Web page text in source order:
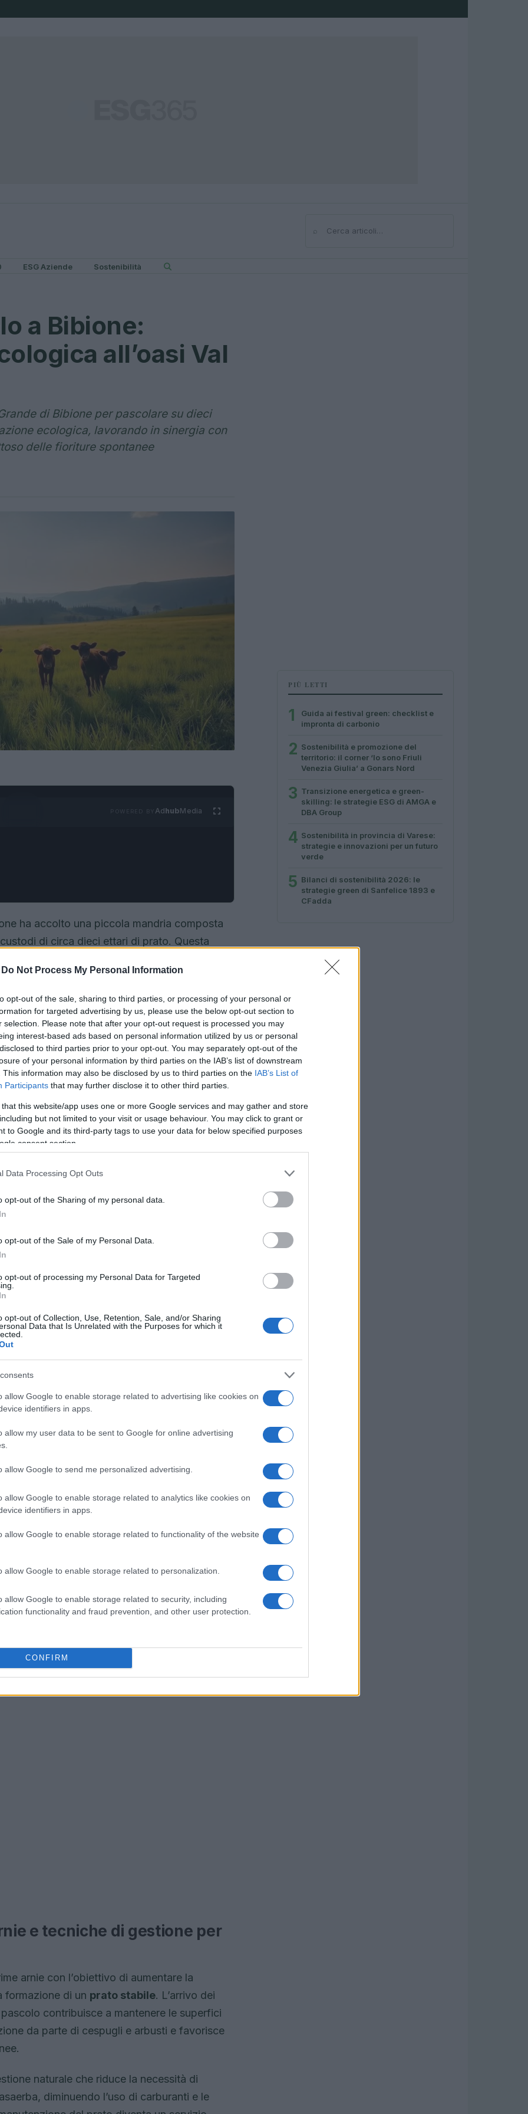
Do Not Process My Personal Information
opt-out of the sale, sharing to third parties, or processing of your personal or
for targeted advertising by us, please use the below opt-out section to
selection. Please note that after your opt-out request is processed you may
interest-based ads based on personal information utilized by us or personal
to third parties prior to your opt-out. You may separately opt-out of the
of your personal information by third parties on the IAB’s list of downstream
This information may also be disclosed by us to third parties on the IAB’s List of
Participants that may further disclose it to other third parties.
that this website/app uses one or more Google services and may gather and store
but not limited to your visit or usage behaviour. You may click to grant or
to Google and its third-party tags to use your data for below specified purposes
consent section.
Data Processing Opt Outs
opt-out of the Sharing of my personal data.
opt-out of the Sale of my Personal Data.
opt-out of processing my Personal Data for Targeted
opt-out of Collection, Use, Retention, Sale, and/or Sharing
Data that Is Unrelated with the Purposes for which it
allow Google to enable storage related to advertising like cookies on
identifiers in apps.
allow my user data to be sent to Google for online advertising
allow Google to send me personalized advertising.
allow Google to enable storage related to analytics like cookies on
identifiers in apps.
allow Google to enable storage related to functionality of the website
allow Google to enable storage related to personalization.
allow Google to enable storage related to security, including
functionality and fraud prevention, and other user protection.
CONFIRM
⌕Cerca
ESG Aziende Sostenibilità
a Bibione:
all’oasi Val
di Bibione per pascolare su dieci
ecologica, lavorando in sinergia con
delle fioriture spontanee
AdhubMedia
ha accolto una piccola mandria composta
di circa dieci ettari di prato. Questa
volto a favorire la
locale attraverso pratiche a basso
un progetto più ampio che già prevedeva
di impollinatori e un piano di sfalci
L’obiettivo è restituire equilibrio
spazi erbosi e ne favorisce la stabilità
di ricerca che ha
dell’oasi e i tirocinanti
campagna di monitoraggio per individuare le
di una mandria giovanile. La valutazione ha
la presenza di specie vegetali autoctone, la
con le attività di visita pubblica. Il
minimizza i rischi per la fauna sensibile e
prato.
del progetto
dalla fattoria didattica
e stato di salute, così da favorire
i cavalli vivranno liberi e non
animalequale principio guida di tutta
e tecniche di gestione per
arnie con l’obiettivo di aumentare la
formazione di un prato stabile. L’arrivo dei
contribuisce a mantenere le superfici
da parte di cespugli e arbusti e favorisce
naturale che riduce la necessità di
diminuendo l’uso di carburanti e le
PIÙ LETTI
1
Guida ai festival green: checklist e
impronta di carbonio
2 Sostenibilità e promozione del
territorio: il corner ‘Io sono Friuli
Venezia Giulia’ a Gonars Nord
3 Transizione energetica e green-
skilling: le strategie ESG di AMGA e
DBA Group
4 Sostenibilità in provincia di Varese:
strategie e innovazioni per un futuro
verde
5 Bilanci di sostenibilità 2026: le
strategie green di Sanfelice 1893 e
CFadda